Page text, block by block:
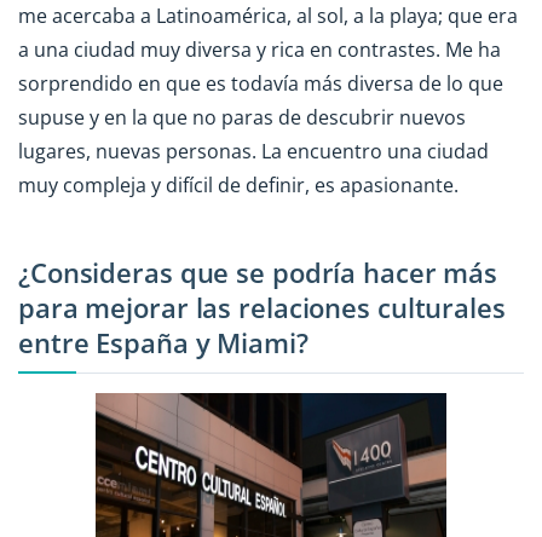
me acercaba a Latinoamérica, al sol, a la playa; que era
a una ciudad muy diversa y rica en contrastes. Me ha
sorprendido en que es todavía más diversa de lo que
supuse y en la que no paras de descubrir nuevos
lugares, nuevas personas. La encuentro una ciudad
muy compleja y difícil de definir, es apasionante.
¿Consideras que se podría hacer más
para mejorar las relaciones culturales
entre España y Miami?